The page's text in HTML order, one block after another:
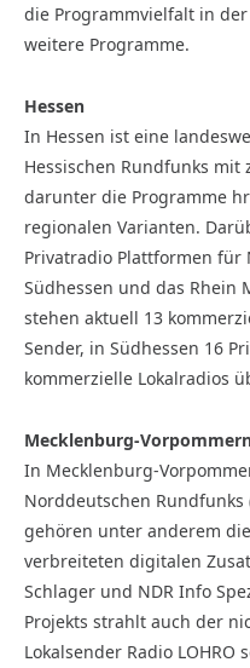
die Programmvielfalt in
weitere Programme.
Hessen
In Hessen ist eine
Hessischen Rundfunks
darunter die Programme
regionalen Varianten.
Privatradio Plattformen für
Südhessen und das Rhein
stehen aktuell 13
Sender, in Südhessen 16
kommerzielle Lokalradios
Mecklenburg-
In Mecklenburg-
Norddeutschen Rundfunks
gehören unter anderem
verbreiteten digitalen
Schlager und NDR Info
Projekts strahlt auch der
Lokalsender Radio